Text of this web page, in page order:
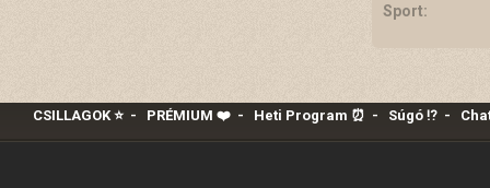
Sport:
CSILLAGOK ⭐- PRÉMIUM ❤️‍- Heti Program ⏰ - Súgó ⁉️-